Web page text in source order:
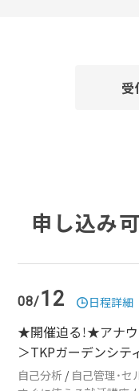
受
申し込み
08/12 日程詳細
★開催迫る！★アナ
＞TKPガーデンシテ
自己分析 / 自己管理・